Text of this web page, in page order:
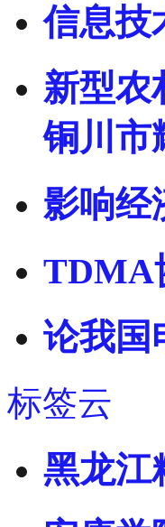
信息技
新型
铜川市
影响经
TDMA
论我国
标签云
黑龙江